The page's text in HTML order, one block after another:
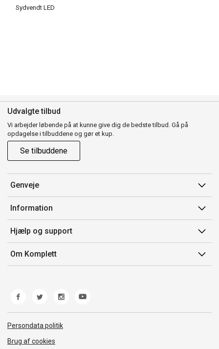
Sydvendt LED
Udvalgte tilbud
Vi arbejder løbende på at kunne give dig de bedste tilbud. Gå på
opdagelse i tilbuddene og gør et kup.
Se tilbuddene
Genveje
Min side
Ordrehistorik
Gavekort
Information
Salgsbetingelser
Mærker/producent
Fortrydelsesret
Hjælp og support
Kontakt os
Kundeservice
Fejl/Mangler
Fragt og levering
Om Komplett
Persondata politik
Brug af cookies